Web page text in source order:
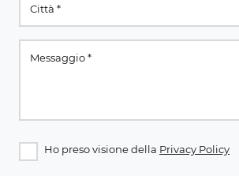
Ho preso visione della Privacy Policy